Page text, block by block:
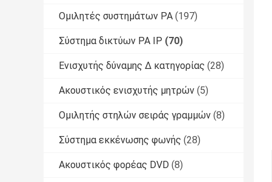
Ομιλητές συστημάτων PA (197)
Σύστημα δικτύων PA IP (70)
Ενισχυτής δύναμης Δ κατηγορίας (28)
Ακουστικός ενισχυτής μητρών (5)
Ομιλητής στηλών σειράς γραμμών (8)
Σύστημα εκκένωσης φωνής (28)
Ακουστικός φορέας DVD (8)